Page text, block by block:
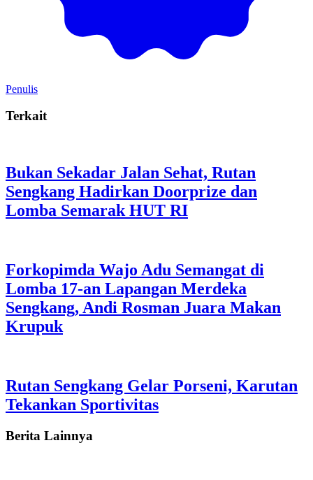
Penulis
Terkait
Bukan Sekadar Jalan Sehat, Rutan
Sengkang Hadirkan Doorprize dan
Lomba Semarak HUT RI
Forkopimda Wajo Adu Semangat di
Lomba 17-an Lapangan Merdeka
Sengkang, Andi Rosman Juara Makan
Krupuk
Rutan Sengkang Gelar Porseni, Karutan
Tekankan Sportivitas
Berita Lainnya